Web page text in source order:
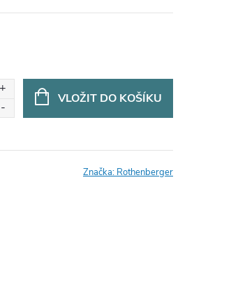
VLOŽIT DO KOŠÍKU
Značka: Rothenberger